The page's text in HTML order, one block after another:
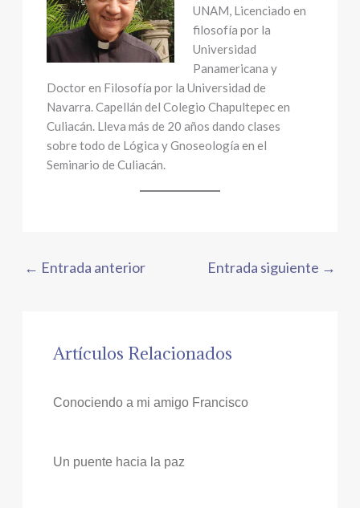
UNAM, Licenciado en
filosofía por la
Universidad
Panamericana y
Doctor en Filosofía por la Universidad de
Navarra. Capellán del Colegio Chapultepec en
Culiacán. Lleva más de 20 años dando clases
sobre todo de Lógica y Gnoseología en el
Seminario de Culiacán.
← Entrada anterior Entrada siguiente →
Artículos Relacionados
Conociendo a mi amigo Francisco
Un puente hacia la paz